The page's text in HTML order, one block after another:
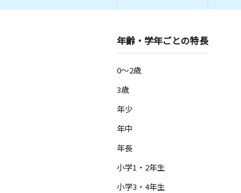
年齢・学年ごとの特長
0～2歳
3歳
年少
年中
年長
小学1・2年生
小学3・4年生